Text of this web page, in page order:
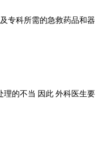
专科所需的急救药品和器
理的不当 因此 外科医生要